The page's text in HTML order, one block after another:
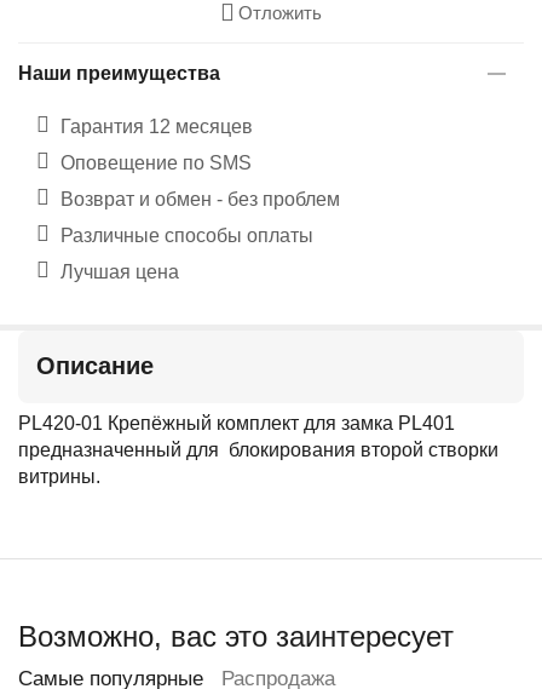
Отложить
Наши преимущества
Гарантия 12 месяцев
Оповещение по SMS
Возврат и обмен - без проблем
Различные способы оплаты
Лучшая цена
Описание
PL420-01 Крепёжный комплект для замка PL401
предназначенный для блокирования второй створки
витрины.
Возможно, вас это заинтересует
Самые популярные Распродажа